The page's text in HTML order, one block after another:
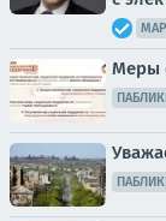
Меры